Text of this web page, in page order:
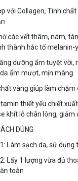
với Collagen, Tinh
các vết thâm, nám,
thành hắc tố melanin-
dưỡng ẩm tuyệt vời,
ẩm mượt, mịn màng.
vàng giúp làm chậm
thiết yếu chiết
khít lỗ chân lông,
DÙNG
Làm sạch da, sử dụng
Lấy 1 lượng vừa đủ
toàn